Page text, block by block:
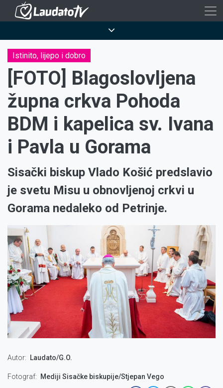
Skoči
sadržaj
Istinito, lijepo i dobro
[FOTO] Blagoslovljena
župna crkva Pohoda
BDM i kapelica sv. Ivana
i Pavla u Gorama
Sisački biskup Vlado Košić predslavio
je svetu Misu u obnovljenoj crkvi u
Gorama nedaleko od Petrinje.
Autor Laudato/G.O.
Fotograf Mediji Sisačke biskupije/Stjepan Vego